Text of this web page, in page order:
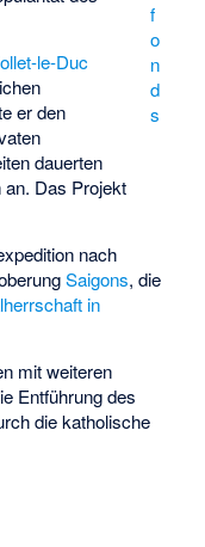
f
o
n
d
s
le-Duc
er den
dauerten
Das Projekt
nach
Saigons, die
in
mit weiteren
Entführung des
die katholische